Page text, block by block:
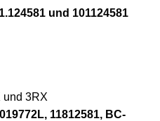
und 101124581
und 3RX
11812581, BC-